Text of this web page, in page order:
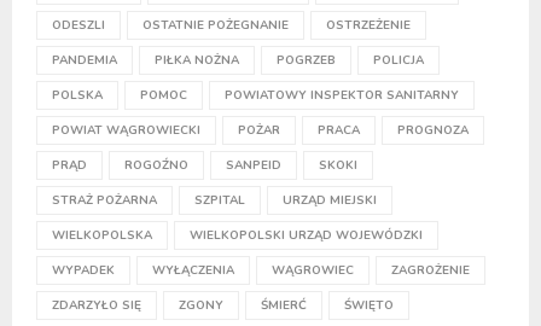
ODESZLI OSTATNIE POŻEGNANIE OSTRZEŻENIE
PANDEMIA PIŁKA NOŻNA POGRZEB POLICJA
POLSKA POMOC POWIATOWY INSPEKTOR SANITARNY
POWIAT WĄGROWIECKI POŻAR PRACA PROGNOZA
PRĄD ROGOŹNO SANPEID SKOKI
STRAŻ POŻARNA SZPITAL URZĄD MIEJSKI
WIELKOPOLSKA WIELKOPOLSKI URZĄD WOJEWÓDZKI
WYPADEK WYŁĄCZENIA WĄGROWIEC ZAGROŻENIE
ZDARZYŁO SIĘ ZGONY ŚMIERĆ ŚWIĘTO